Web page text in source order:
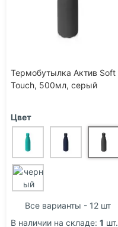
Термобутылка Актив Soft
Touch, 500мл, серый
Цвет
Все варианты - 12 шт
В наличии на складе: 1 шт.